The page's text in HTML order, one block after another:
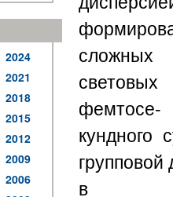
2024
2021
2018
2015
2012
2009
2006
сложных
фемтосе-
кундного
в